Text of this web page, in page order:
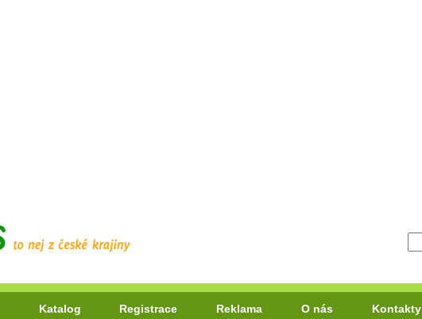
Katalog Registrace Reklama O nás Kontakty